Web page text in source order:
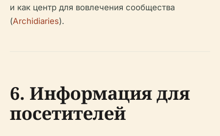
и как центр для вовлечения сообщества
(Archidiaries).
6. Информация для
посетителей